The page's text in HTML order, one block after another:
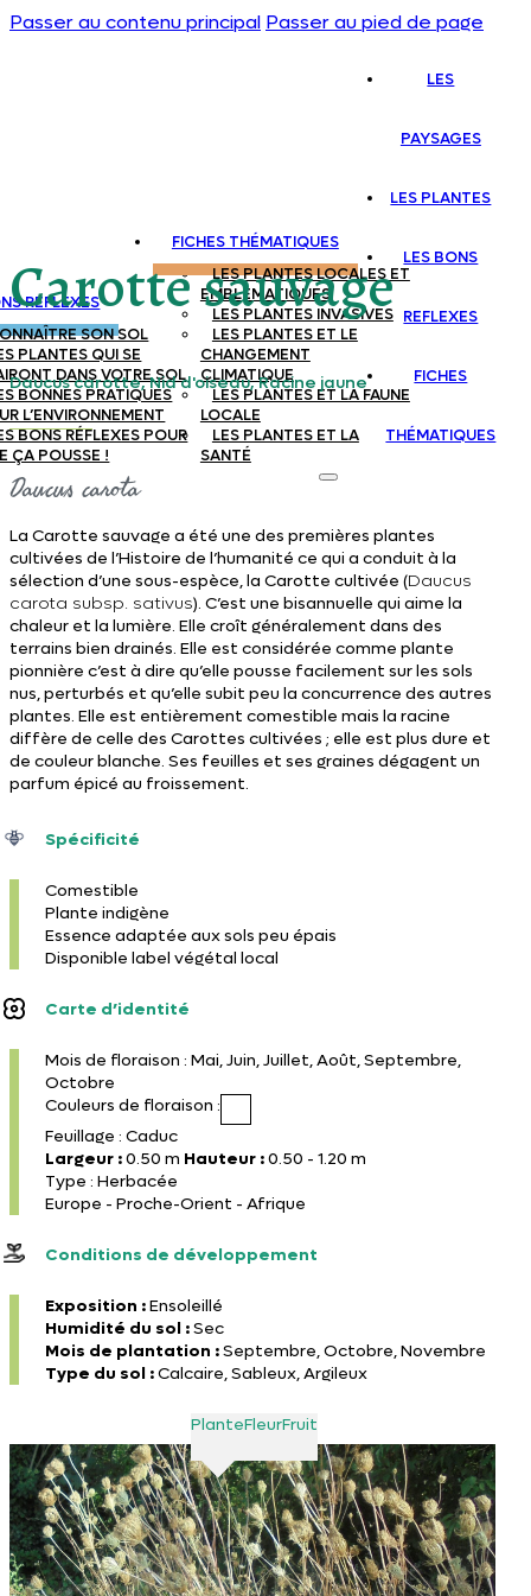
Passer au contenu principal Passer au pied de page
REFLEXES
SON SOL
PLANTES QUI SE
DANS VOTRE SOL
BONNES PRATIQUES
L’ENVIRONNEMENT
BONS RÉFLEXES POUR
ÇA POUSSE !
FICHES THÉMATIQUES
LES PLANTES LOCALES ET
EMBLEMATIQUES
LES PLANTES INVASIVES
LES PLANTES ET LE
CHANGEMENT
CLIMATIQUE
LES PLANTES ET LA FAUNE
LOCALE
LES PLANTES ET LA
SANTÉ
LES
PAYSAGES
LES PLANTES
LES BONS
REFLEXES
FICHES
THÉMATIQUES
Carotte sauvage
Daucus carotte, Nid d'oiseau, Racine jaune
Daucus carota
La Carotte sauvage a été une des premières plantes
cultivées de l’Histoire de l’humanité ce qui a conduit à la
sélection d’une sous-espèce, la Carotte cultivée (Daucus
carota subsp. sativus). C’est une bisannuelle qui aime la
chaleur et la lumière. Elle croît généralement dans des
terrains bien drainés. Elle est considérée comme plante
pionnière c’est à dire qu’elle pousse facilement sur les sols
nus, perturbés et qu’elle subit peu la concurrence des autres
plantes. Elle est entièrement comestible mais la racine
diffère de celle des Carottes cultivées ; elle est plus dure et
de couleur blanche. Ses feuilles et ses graines dégagent un
parfum épicé au froissement.
Spécificité
Comestible
Plante indigène
Essence adaptée aux sols peu épais
Disponible label végétal local
Carte d’identité
Mois de floraison : Mai, Juin, Juillet, Août, Septembre,
Octobre
Couleurs de floraison :
Feuillage : Caduc
Largeur :0.50 m Hauteur :0.50 - 1.20 m
Type : Herbacée
Europe - Proche-Orient - Afrique
Conditions de développement
Exposition :Ensoleillé
Humidité du sol :Sec
Mois de plantation :Septembre, Octobre, Novembre
Type du sol :Calcaire, Sableux, Argileux
PlanteFleurFruit